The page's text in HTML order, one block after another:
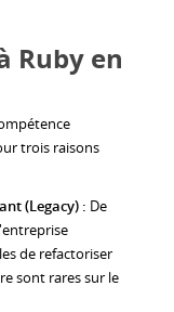
Ruby en
trois raisons
(Legacy) : De
de refactoriser
sont rares sur le